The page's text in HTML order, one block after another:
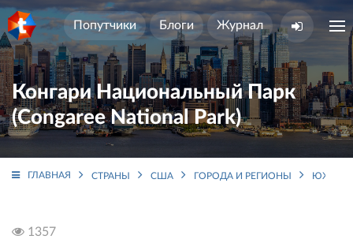
Попутчики Блоги Журнал
Конгари Национальный Парк
(Congaree National Park)
ГЛАВНАЯ СТРАНЫ США ГОРОДА И РЕГИОНЫ ЮЖНАЯ
1357